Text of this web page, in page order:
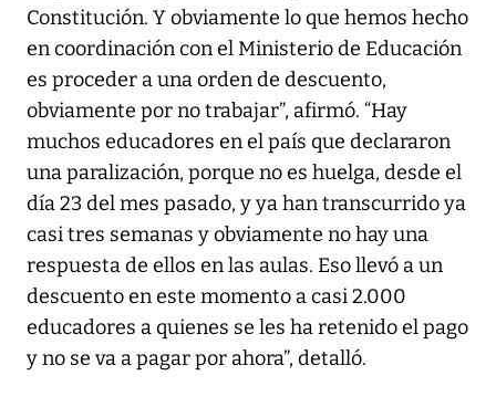
Constitución. Y obviamente lo que hemos hecho
en coordinación con el Ministerio de Educación
es proceder a una orden de descuento,
obviamente por no trabajar”, afirmó. “Hay
muchos educadores en el país que declararon
una paralización, porque no es huelga, desde el
día 23 del mes pasado, y ya han transcurrido ya
casi tres semanas y obviamente no hay una
respuesta de ellos en las aulas. Eso llevó a un
descuento en este momento a casi 2.000
educadores a quienes se les ha retenido el pago
y no se va a pagar por ahora”, detalló.